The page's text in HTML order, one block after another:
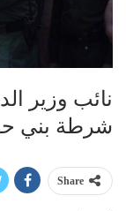
نائب وزير
شرطة بني
Share